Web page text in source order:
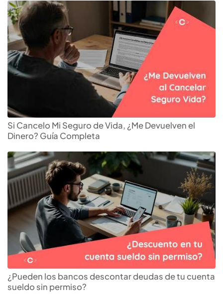
Si Cancelo Mi Seguro de Vida, ¿Me Devuelven el
Dinero? Guía Completa
¿Pueden los bancos descontar deudas de tu cuenta
sueldo sin permiso?
Descubre el mejorcrédito
vehicularpara ti